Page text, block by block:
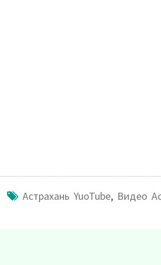
Астрахань YuoTube, Видео